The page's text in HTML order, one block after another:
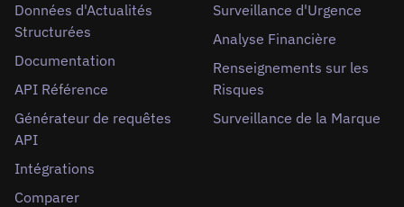
Données d'Actualités
Structurées
Documentation
API Référence
Générateur de requêtes
API
Intégrations
Comparer
Surveillance d'Urgence
Analyse Financière
Renseignements sur les
Risques
Surveillance de la Marque